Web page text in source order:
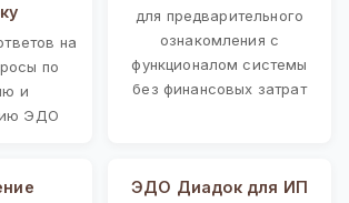
на
по
и
ЭДО
для предварительного
ознакомления с
функционалом системы
без финансовых затрат
ЭДО Диадок для ИП